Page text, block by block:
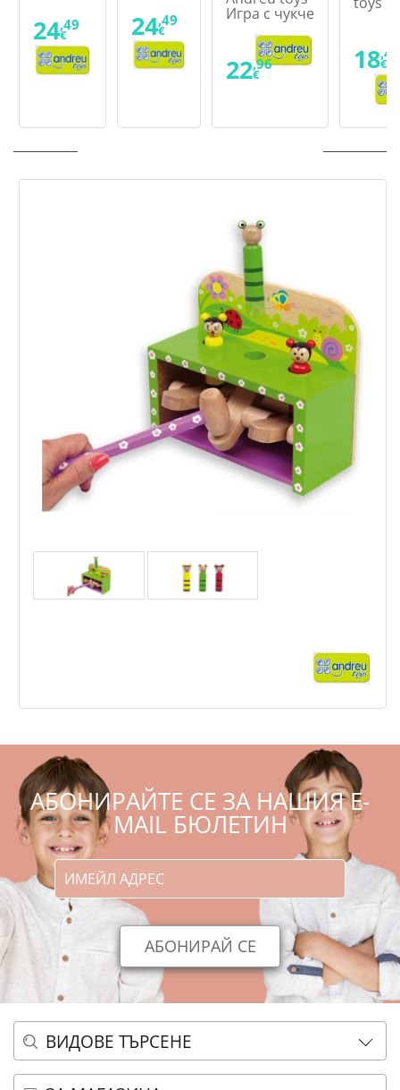
24,49
€
надолу
-
автобус
24,49
€
Игра с чукче
Подскачащи
животни
22,96
€ 18,41
€
АБОНИРАЙТЕ СЕ ЗА НАШИЯ E-
MAIL БЮЛЕТИН
ВИДОВЕ ТЪРСЕНЕ
ОСНОВНО ТЪРСЕНЕ